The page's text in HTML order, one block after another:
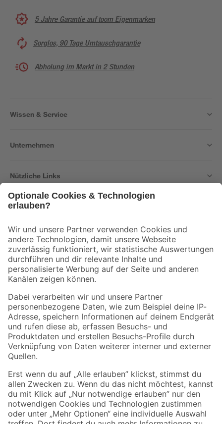
5 Jahre Garantie auf toom Eigenmarken
Sorglos, 90 Tage Umtauschgarantie
Abholung im Markt in 2 Stunden
Wissen & Service
Unternehmen
Nützliche Links
Der toom Newsletter: Keine Angebote und Aktionen mehr verpassen!
Zur Newsletter Anmeldung
Folge uns
Zahlungsarten Versandarten
Sicher einkaufen
Jetzt die toom-App herunterladen